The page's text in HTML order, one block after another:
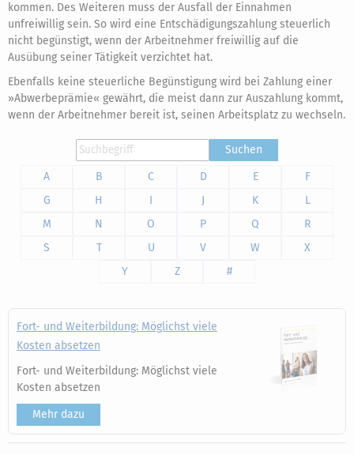
kommen. Des Weiteren muss der Ausfall der Einnahmen
unfreiwillig sein. So wird eine Entschädigungszahlung steuerlich
nicht begünstigt, wenn der Arbeitnehmer freiwillig auf die
Ausübung seiner Tätigkeit verzichtet hat.
Ebenfalls keine steuerliche Begünstigung wird bei Zahlung einer
»Abwerbeprämie« gewährt, die meist dann zur Auszahlung kommt,
wenn der Arbeitnehmer bereit ist, seinen Arbeitsplatz zu wechseln.
Suchen
A
B C D E
F
G
H I J K
L
M
N O P Q
R
S
T U V W
X
Y
Z #
Fort- und Weiterbildung: Möglichst viele
Kosten absetzen
Fort- und Weiterbildung: Möglichst viele
Kosten absetzen
Mehr dazu